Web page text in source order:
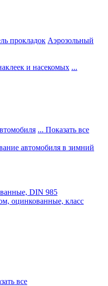
прокладок Аэрозольный
и насекомых ...
... Показать все
автомобиля в зимний
DIN 985
оцинкованные, класс
все